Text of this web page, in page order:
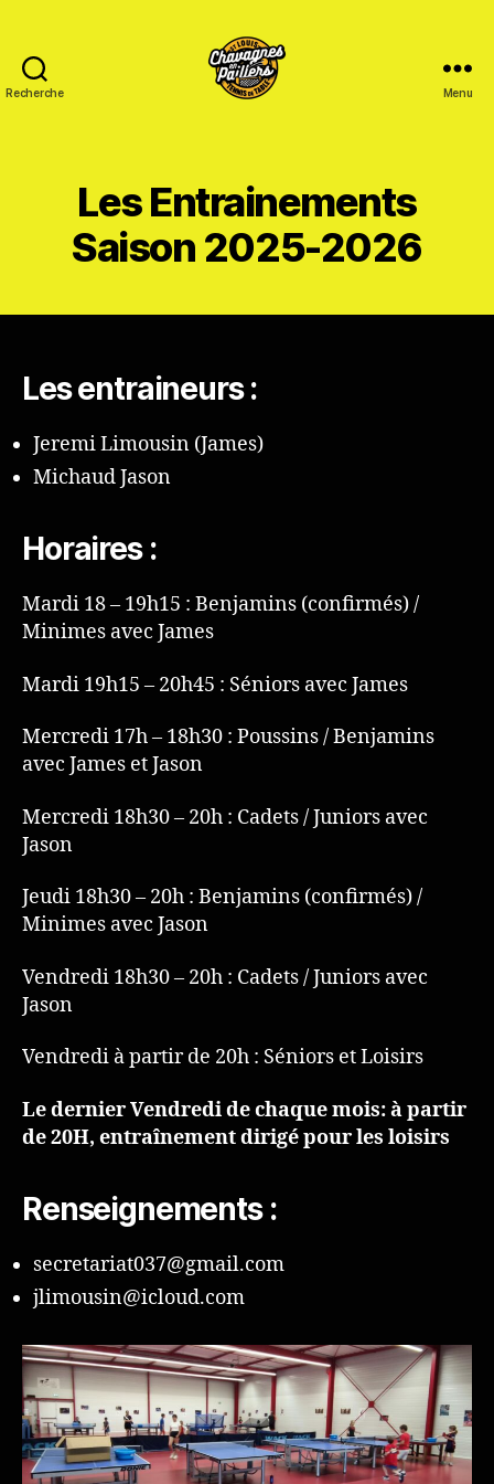
Recherche
de
table
-
Chavagnes
Menu
Les Entrainements
Saison 2025-2026
Les entraineurs :
Jeremi Limousin (James)
Michaud Jason
Horaires :
Mardi 18 – 19h15 : Benjamins (confirmés) /
Minimes avec James
Mardi 19h15 – 20h45 : Séniors avec James
Mercredi 17h – 18h30 : Poussins / Benjamins
avec James et Jason
Mercredi 18h30 – 20h : Cadets / Juniors avec
Jason
Jeudi 18h30 – 20h : Benjamins (confirmés) /
Minimes avec Jason
Vendredi 18h30 – 20h : Cadets / Juniors avec
Jason
Vendredi à partir de 20h : Séniors et Loisirs
Le dernier Vendredi de chaque mois: à partir
de 20H, entraînement dirigé pour les loisirs
Renseignements :
secretariat037@gmail.com
jlimousin@icloud.com